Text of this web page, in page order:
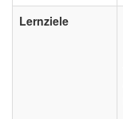
Lernziele